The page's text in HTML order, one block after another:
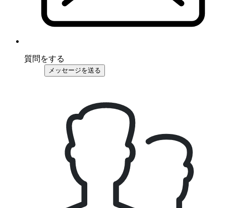
質問をする
メッセージを送る